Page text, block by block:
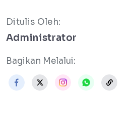
Ditulis Oleh:
Administrator
Bagikan Melalui: